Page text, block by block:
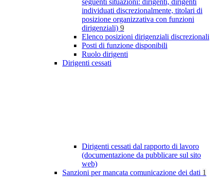
seguenti situazioni: dirigenti, dirigenti
individuati discrezionalmente, titolari di
posizione organizzativa con funzioni
dirigenziali) 9
Elenco posizioni dirigenziali discrezionali
Posti di funzione disponibili
Ruolo dirigenti
Dirigenti cessati
Dirigenti cessati dal rapporto di lavoro
(documentazione da pubblicare sul sito
web)
Sanzioni per mancata comunicazione dei dati 1